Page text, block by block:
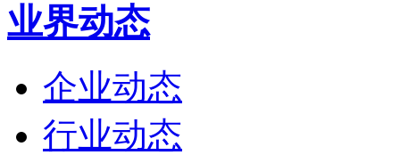
业界动态
企业动态
行业动态